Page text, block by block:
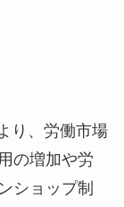
り、労働市場
の増加や労
ショップ制